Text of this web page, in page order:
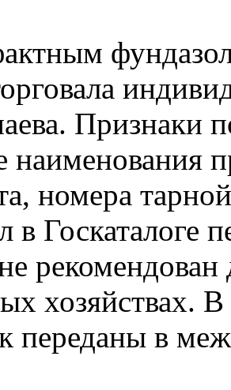
Признаки
наименования
номера
в Госкаталоге
хозяйствах.
переданы в